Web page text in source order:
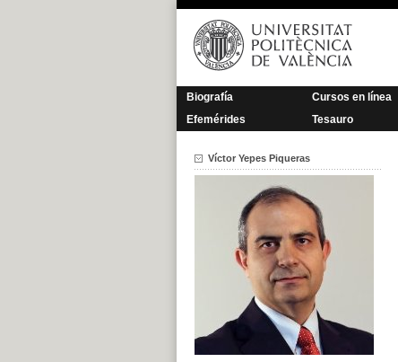
Saltar
contenido
Biografía Cursos en línea
Efemérides
Tesauro
Víctor Yepes Piqueras